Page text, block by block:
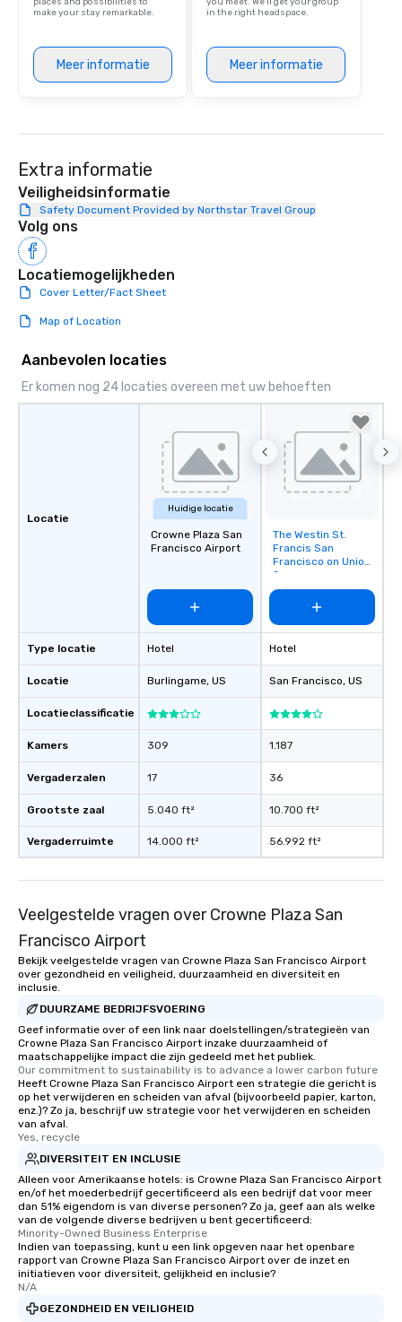
make your stay remarkable.
Meer informatie
in the right headspace.
Meer informatie
Extra informatie
Veiligheidsinformatie
Safety Document Provided by Northstar Travel Group
Volg ons
Locatiemogelijkheden
Cover Letter/Fact Sheet
Map of Location
Aanbevolen locaties
Er komen nog 24 locaties overeen met uw behoeften
Locatie
Type locatie
Locatie
Locatieclassificatie
Kamers
Vergaderzalen
Grootste zaal
Vergaderruimte
Huidige locatie
Crowne Plaza San
Francisco Airport
Hotel
Burlingame, US
309
17
5.040 ft²
14.000 ft²
Removed from
favorites
The Westin St.
Francis San
Francisco on Union
Square
Hotel
San Francisco, US
1.187
36
10.700 ft²
56.992 ft²
Veelgestelde vragen over Crowne Plaza San
Francisco Airport
Bekijk veelgestelde vragen van Crowne Plaza San Francisco Airport
over gezondheid en veiligheid, duurzaamheid en diversiteit en
inclusie.
DUURZAME BEDRIJFSVOERING
Geef informatie over of een link naar doelstellingen/strategieën van
Crowne Plaza San Francisco Airport inzake duurzaamheid of
maatschappelijke impact die zijn gedeeld met het publiek.
Our commitment to sustainability is to advance a lower carbon future
Heeft Crowne Plaza San Francisco Airport een strategie die gericht is
op het verwijderen en scheiden van afval (bijvoorbeeld papier, karton,
enz.)? Zo ja, beschrijf uw strategie voor het verwijderen en scheiden
van afval.
Yes, recycle
DIVERSITEIT EN INCLUSIE
Alleen voor Amerikaanse hotels: is Crowne Plaza San Francisco Airport
en/of het moederbedrijf gecertificeerd als een bedrijf dat voor meer
dan 51% eigendom is van diverse personen? Zo ja, geef aan als welke
van de volgende diverse bedrijven u bent gecertificeerd:
Minority-Owned Business Enterprise
Indien van toepassing, kunt u een link opgeven naar het openbare
rapport van Crowne Plaza San Francisco Airport over de inzet en
initiatieven voor diversiteit, gelijkheid en inclusie?
N/A
GEZONDHEID EN VEILIGHEID